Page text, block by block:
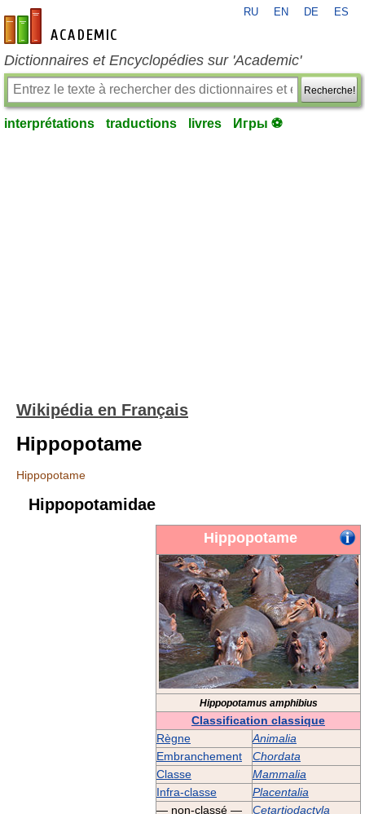
fr-academic.com
RU EN DE ES
Dictionnaires et Encyclopédies sur 'Academic'
Recherche!
interprétations traductions livres Игры ⚽
Wikipédia en Français
Hippopotame
Hippopotame
Hippopotamidae
Hippopotame
Hippopotamus amphibius
Classification classique
Règne
Animalia
Embranchement
Chordata
Classe
Mammalia
Infra-classe
Placentalia
— non-classé —
Cetartiodactyla